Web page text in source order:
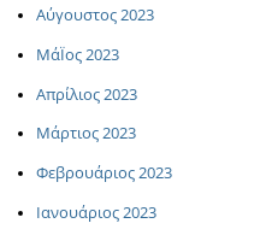
Αύγουστος 2023
ΜάΪος 2023
Απρίλιος 2023
Μάρτιος 2023
Φεβρουάριος 2023
Ιανουάριος 2023